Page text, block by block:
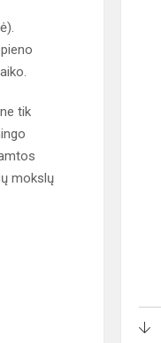
tik
mokslų